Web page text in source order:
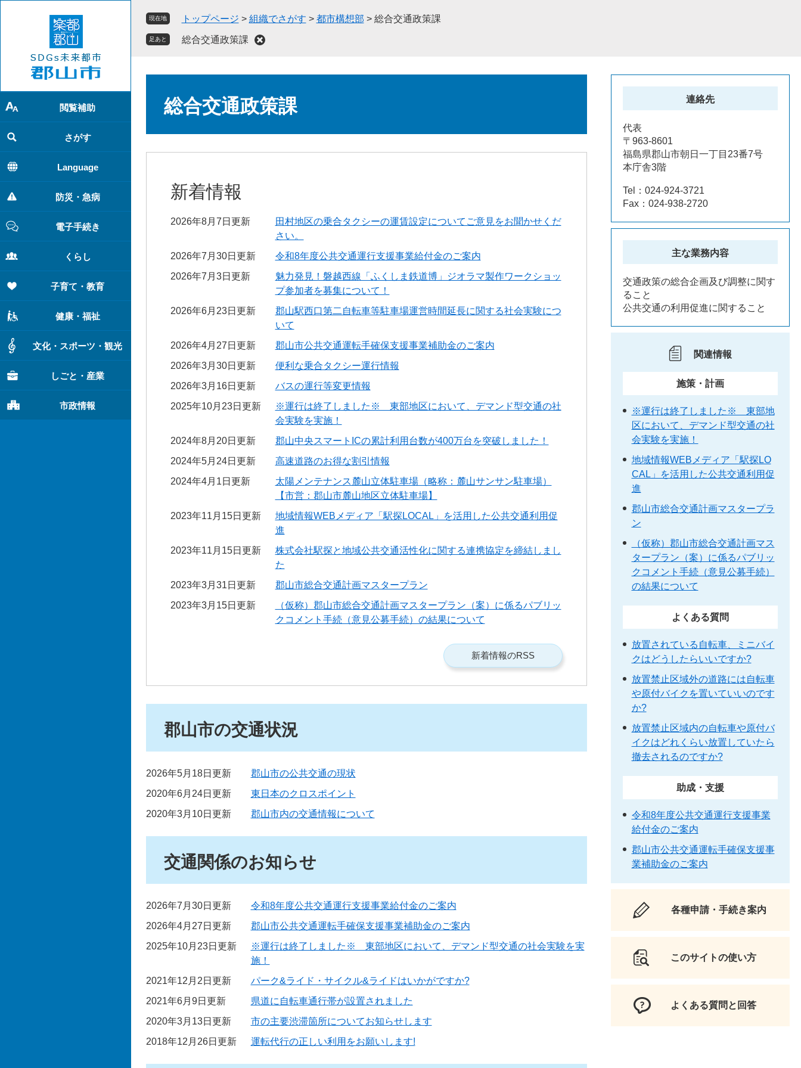
で
す
。
ば
し
て
本
文
へ
閲覧補助
さがす
Language
防災・急病
電子手続き
くらし
子育て・教育
健康・福祉
文化・スポーツ・観光
しごと・産業
市政情報
現在地 トップページ > 組織でさがす > 都市構想部 > 総合交通政策課
足あと 総合交通政策課
総合交通政策課
新着情報
2026年8月7日更新
田村地区の乗合タクシーの運賃設定についてご意見をお聞かせくだ
さい。
2026年7月30日更新
令和8年度公共交通運行支援事業給付金のご案内
2026年7月3日更新
魅力発見！磐越西線「ふくしま鉄道博」ジオラマ製作ワークショッ
プ参加者を募集について！
2026年6月23日更新
郡山駅西口第二自転車等駐車場運営時間延長に関する社会実験につ
いて
2026年4月27日更新
郡山市公共交通運転手確保支援事業補助金のご案内
2026年3月30日更新
便利な乗合タクシー運行情報
2026年3月16日更新
バスの運行等変更情報
2025年10月23日更新
※運行は終了しました※ 東部地区において、デマンド型交通の社
会実験を実施！
2024年8月20日更新
郡山中央スマートICの累計利用台数が400万台を突破しました！
2024年5月24日更新
高速道路のお得な割引情報
2024年4月1日更新
太陽メンテナンス麓山立体駐車場（略称：麓山サンサン駐車場）
【市営：郡山市麓山地区立体駐車場】
2023年11月15日更新
地域情報WEBメディア「駅探LOCAL」を活用した公共交通利用促
進
2023年11月15日更新
株式会社駅探と地域公共交通活性化に関する連携協定を締結しまし
た
2023年3月31日更新
郡山市総合交通計画マスタープラン
2023年3月15日更新
（仮称）郡山市総合交通計画マスタープラン（案）に係るパブリッ
クコメント手続（意見公募手続）の結果について
新着情報のRSS
郡山市の交通状況
2026年5月18日更新
郡山市の公共交通の現状
2020年6月24日更新
東日本のクロスポイント
2020年3月10日更新
郡山市内の交通情報について
交通関係のお知らせ
2026年7月30日更新
令和8年度公共交通運行支援事業給付金のご案内
2026年4月27日更新
郡山市公共交通運転手確保支援事業補助金のご案内
2025年10月23日更新
※運行は終了しました※ 東部地区において、デマンド型交通の社会実験を実
施！
2021年12月2日更新
パーク&ライド・サイクル&ライドはいかがですか?
2021年6月9日更新
県道に自転車通行帯が設置されました
2020年3月13日更新
市の主要渋滞箇所についてお知らせします
2018年12月26日更新
運転代行の正しい利用をお願いします!
連絡先
代表
〒963-8601
福島県郡山市朝日一丁目23番7号
本庁舎3階
Tel：024-924-3721
Fax：024-938-2720
主な業務内容
交通政策の総合企画及び調整に関す
ること
公共交通の利用促進に関すること
関連情報
施策・計画
※運行は終了しました※ 東部地
区において、デマンド型交通の社
会実験を実施！
地域情報WEBメディア「駅探LO
CAL」を活用した公共交通利用促
進
郡山市総合交通計画マスタープラ
ン
（仮称）郡山市総合交通計画マス
タープラン（案）に係るパブリッ
クコメント手続（意見公募手続）
の結果について
よくある質問
放置されている自転車、ミニバイ
クはどうしたらいいですか?
放置禁止区域外の道路には自転車
や原付バイクを置いていいのです
か?
放置禁止区域内の自転車や原付バ
イクはどれくらい放置していたら
撤去されるのですか?
助成・支援
令和8年度公共交通運行支援事業
給付金のご案内
郡山市公共交通運転手確保支援事
業補助金のご案内
各種申請・手続き案内
このサイトの使い方
よくある質問と回答